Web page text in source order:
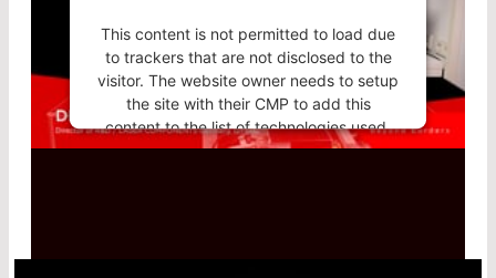
This content is not permitted to load due
to trackers that are not disclosed to the
visitor. The website owner needs to setup
the site with their CMP to add this
content to the list of technologies used.